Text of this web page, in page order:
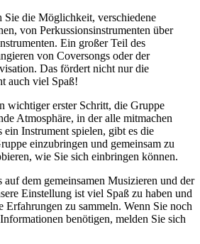
Sie die Möglichkeit, verschiedene
von Perkussionsinstrumenten über
Ein großer Teil des
von Coversongs oder der
Das fördert nicht nur die
auch viel Spaß!
wichtiger erster Schritt, die Gruppe
Atmosphäre, in der alle mitmachen
ein Instrument spielen, gibt es die
einzubringen und gemeinsam zu
wie Sie sich einbringen können.
auf dem gemeinsamen Musizieren und der
Einstellung ist viel Spaß zu haben und
Erfahrungen zu sammeln. Wenn Sie noch
benötigen, melden Sie sich